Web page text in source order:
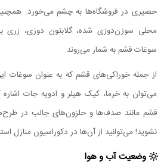
حصیری در فروشگاه‌ها به چشم می‌خورد.
محلی سوزن‌دوزی شده، گلابتون دوزی، زری
سوغات قشم به شمار می‌روند.
از جمله خوراکی‌های قشم که به عنوان سوغات
می‌توان به خرما، کیک هیلر و ادویه جات اشاره
قشم مانند صدف‌ها و حلزون‌های جالب در
نشوید! می‌توانید از آن‌ها در دکوراسیون منازل
وضعیت آب و هوا